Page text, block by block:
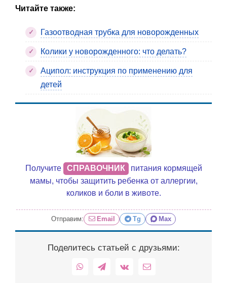
Читайте также:
Газоотводная трубка для новорожденных
Колики у новорожденного: что делать?
Аципол: инструкция по применению для
детей
Получите СПРАВОЧНИК
питания кормящей
мамы, чтобы защитить ребенка от аллергии,
коликов и боли в животе.
Отправим: Email Tg Max
Поделитесь статьей с друзьями:
WhatsAppTelegram
Vk Email